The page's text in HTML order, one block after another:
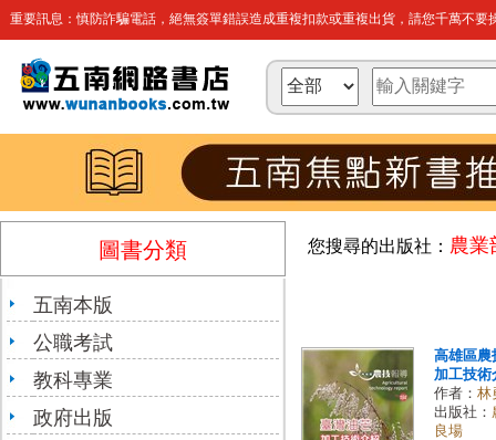
重要訊息：慎防詐騙電話，絕無簽單錯誤造成重複扣款或重複出貨，請您千萬不要
圖書分類
五南本版
公職考試
教科專業
政府出版
您搜尋的出版社： 農業
高雄區農
加工技術
作者： 林
出版社：
良場